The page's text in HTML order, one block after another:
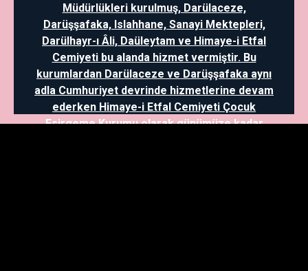
Müdürlükleri kurulmuş, Darülaceze,
Darüşşafaka, Islahhane, Sanayi Mektepleri,
Darülhayr-ı Âli, Daüleytam ve Himaye-i Etfal
Cemiyeti bu alanda hizmet vermiştir. Bu
kurumlardan Darülaceze ve Darüşşafaka aynı
adla Cumhuriyet devrinde hizmetlerine devam
ederken Himaye-i Etfal Cemiyeti Çocuk
Esirgeme Kurumu olarak günümüze kadar